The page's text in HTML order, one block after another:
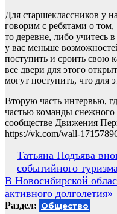
Для старшеклассников у
говорим с ребятами о
то деревне, либо учитесь
у вас меньше
поступить и сроить свою
все двери для этого
могут поступить, что для
Вторую часть интервью,
частью команды снежного
сообществе Движения
https://vk.com/wall-
Навигация
по
записям
Татьяна Подъява
событийного
В Новосибирской
активного долголетия»
Раздел: Общество